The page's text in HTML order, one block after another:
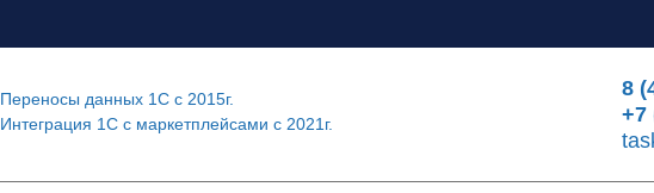
Переносы данных 1Сс 2015г.
Интеграция 1C с маркетплейсами с 2021г.
8
+7